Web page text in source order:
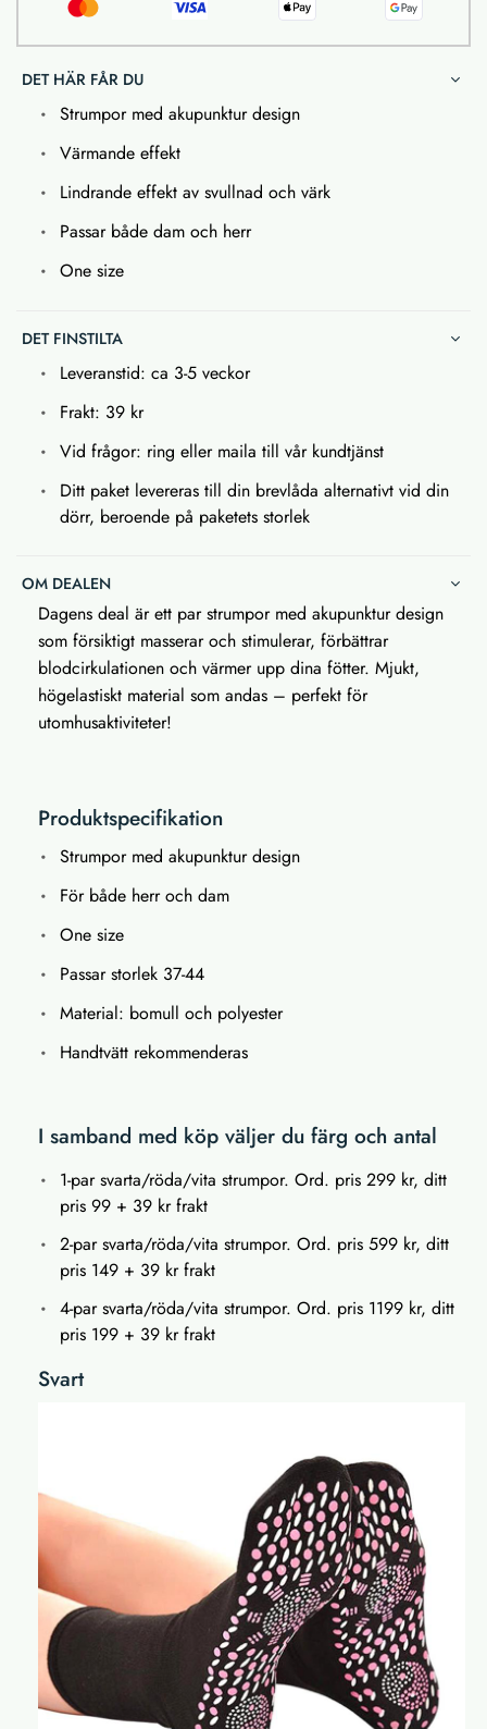
DET HÄR FÅR DU
Strumpor med akupunktur design
Värmande effekt
Lindrande effekt av svullnad och värk
Passar både dam och herr
One size
DET FINSTILTA
Leveranstid: ca 3-5 veckor
Frakt: 39 kr
Vid frågor: ring eller maila till vår kundtjänst
Ditt paket levereras till din brevlåda alternativt vid din
dörr, beroende på paketets storlek
OM DEALEN
Dagens deal är ett par strumpor med akupunktur design
som försiktigt masserar och stimulerar, förbättrar
blodcirkulationen och värmer upp dina fötter. Mjukt,
högelastiskt material som andas – perfekt för
utomhusaktiviteter!
Produktspecifikation
Strumpor med akupunktur design
För både herr och dam
One size
Passar storlek 37-44
Material: bomull och polyester
Handtvätt rekommenderas
I samband med köp väljer du färg och antal
1-par svarta/röda/vita strumpor. Ord. pris 299 kr, ditt
pris 99 + 39 kr frakt
2-par svarta/röda/vita strumpor. Ord. pris 599 kr, ditt
pris 149 + 39 kr frakt
4-par svarta/röda/vita strumpor. Ord. pris 1199 kr, ditt
pris 199 + 39 kr frakt
Svart